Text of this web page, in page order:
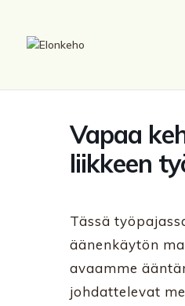
Vapaa
liikkeen
Tässä
äänenkäytön
avaamme
johdattelevat